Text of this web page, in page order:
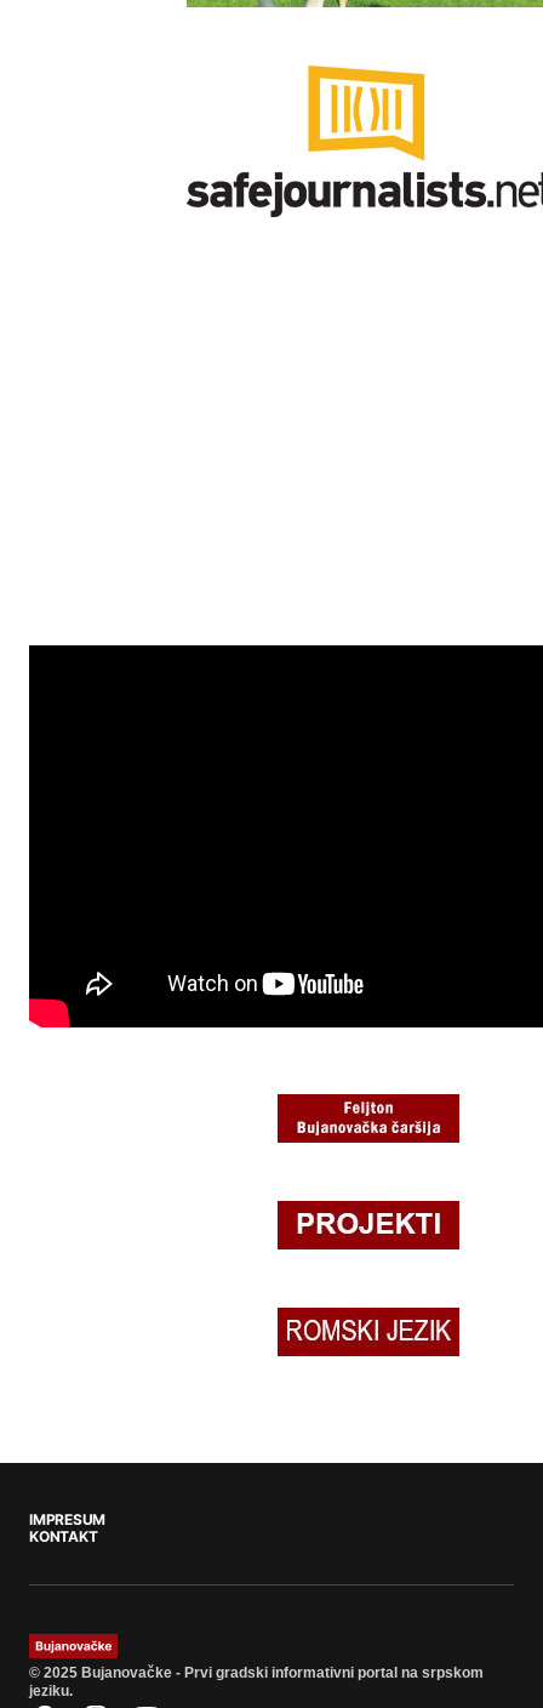
IMPRESUM
KONTAKT
© 2025 Bujanovačke - Prvi gradski informativni portal na srpskom
jeziku.